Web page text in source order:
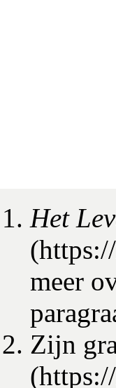
Het
meer
Zijn